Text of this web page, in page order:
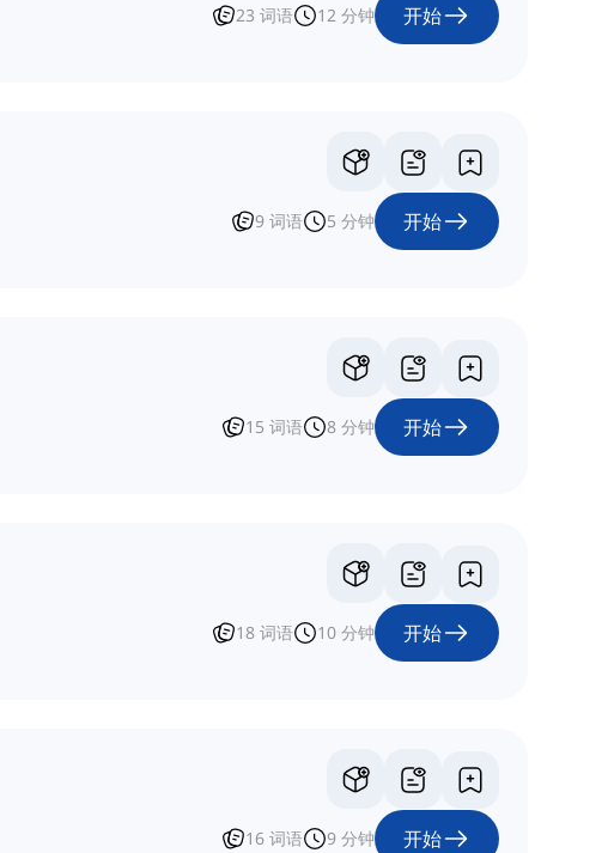
23 词语 12 分钟 开始
9 词语 5 分钟 开始
15 词语 8 分钟 开始
18 词语 10 分钟 开始
16 词语 9 分钟 开始